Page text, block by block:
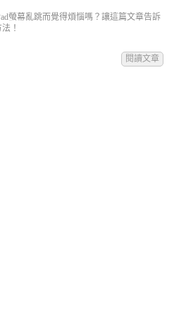
螢幕亂跳而覺得煩惱嗎？讓這篇文章告訴
！
閱讀文章